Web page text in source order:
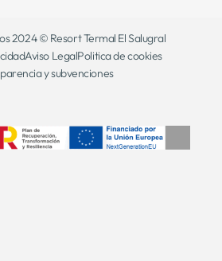
2024 © Resort Termal El Salugral
Aviso LegalPolitica de cookies
y subvenciones